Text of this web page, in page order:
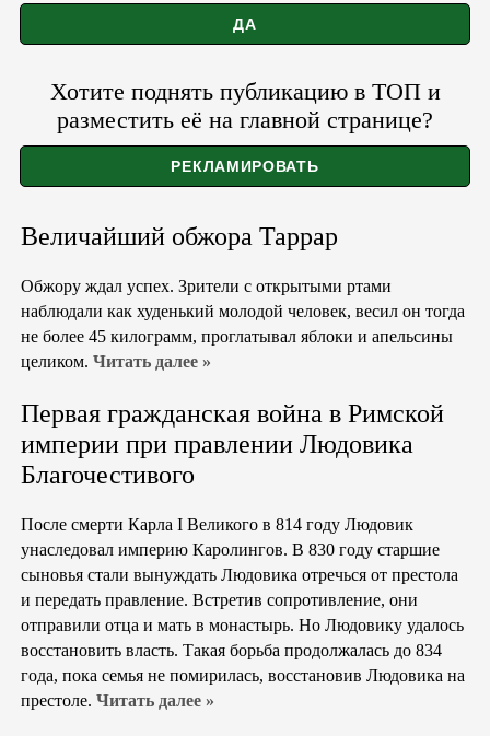
Хотите поднять публикацию в ТОП и
разместить её на главной странице?
Величайший обжора Таррар
Обжору ждал успех. Зрители с открытыми ртами
наблюдали как худенький молодой человек, весил он тогда
не более 45 килограмм, проглатывал яблоки и апельсины
целиком. Читать далее »
Первая гражданская война в Римской
империи при правлении Людовика
Благочестивого
После смерти Карла I Великого в 814 году Людовик
унаследовал империю Каролингов. В 830 году старшие
сыновья стали вынуждать Людовика отречься от престола
и передать правление. Встретив сопротивление, они
отправили отца и мать в монастырь. Но Людовику удалось
восстановить власть. Такая борьба продолжалась до 834
года, пока семья не помирилась, восстановив Людовика на
престоле. Читать далее »